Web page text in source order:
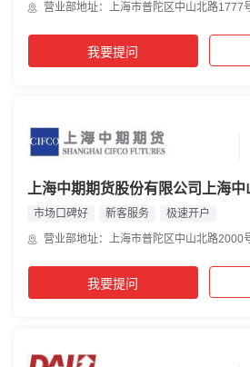
营业部地址：上海市普陀区中山北路1777
我要提问
上海中期期货股份有限公司上海
市场口碑好 新客服务
极速开户
营业部地址：上海市普陀区中山北路2000
我要提问